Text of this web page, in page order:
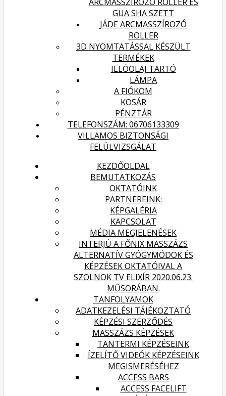
GUA SHA SZETT
JÁDE ARCMASSZÍROZÓ
ROLLER
3D NYOMTATÁSSAL KÉSZÜLT
TERMÉKEK
ILLÓOLAJ TARTÓ
LÁMPA
A FIÓKOM
KOSÁR
PÉNZTÁR
TELEFONSZÁM: 06706133309
VILLAMOS BIZTONSÁGI
FELÜLVIZSGÁLAT
KEZDŐOLDAL
BEMUTATKOZÁS
OKTATÓINK
PARTNEREINK:
KÉPGALÉRIA
KAPCSOLAT
MÉDIA MEGJELENÉSEK
INTERJÚ A FŐNIX MASSZÁZS
ALTERNATÍV GYÓGYMÓDOK ÉS
KÉPZÉSEK OKTATÓIVAL A
SZOLNOK TV ELIXÍR 2020.06.23.
MŰSORÁBAN.
TANFOLYAMOK
ADATKEZELÉSI TÁJÉKOZTATÓ
KÉPZÉSI SZERZŐDÉS
MASSZÁZS KÉPZÉSEK
TANTERMI KÉPZÉSEINK
ÍZELÍTŐ VIDEÓK KÉPZÉSEINK
MEGISMERÉSÉHEZ
ACCESS BARS
ACCESS FACELIFT